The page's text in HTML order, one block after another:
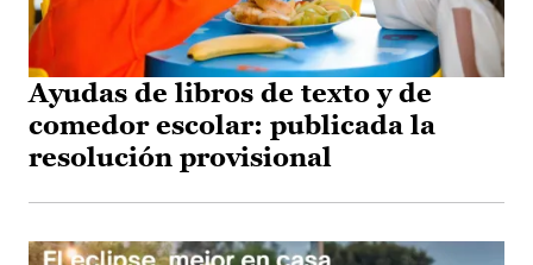
Ayudas de libros de texto y de
comedor escolar: publicada la
resolución provisional